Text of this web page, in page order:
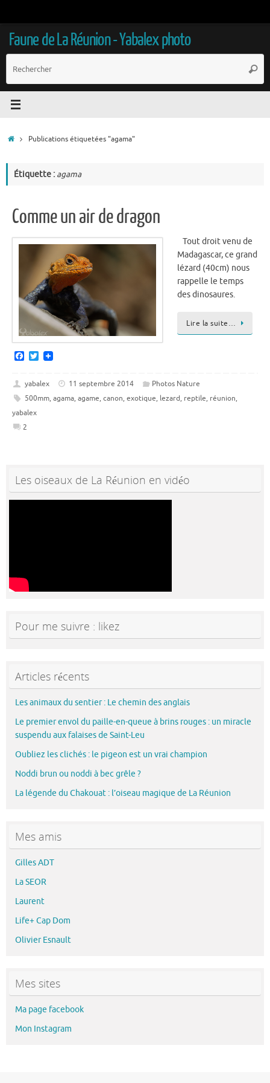
contenu
Faune de La Réunion - Yabalex photo
:
AccueilPublications étiquetées "agama"
Étiquette : agama
Comme un air de dragon
Tout droit venu de
Madagascar, ce grand
lézard (40cm) nous
rappelle le temps
des dinosaures.
Lire la suite…
F
e
b
o
o
k
T
t
t
e
yabalex 11 septembre 2014
Photos Nature
500mm, agama, agame, canon, exotique, lezard, reptile, réunion,
yabalex
2
Les oiseaux de La Réunion en vidéo
Pour me suivre : likez
Articles récents
Les animaux du sentier : Le chemin des anglais
Le premier envol du paille-en-queue à brins rouges : un miracle
suspendu aux falaises de Saint-Leu
Oubliez les clichés : le pigeon est un vrai champion
Noddi brun ou noddi à bec grêle ?
La légende du Chakouat : l’oiseau magique de La Réunion
Mes amis
Gilles ADT
La SEOR
Laurent
Life+ Cap Dom
Olivier Esnault
Mes sites
Ma page facebook
Mon Instagram